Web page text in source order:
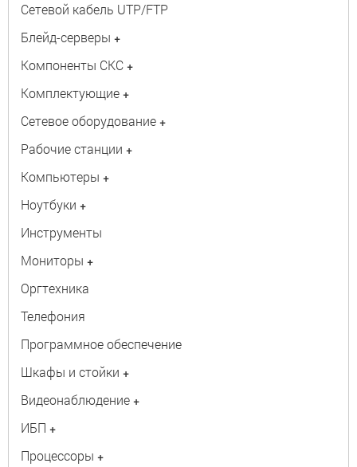
Сетевой кабель UTP/FTP
Блейд-серверы +
Компоненты СКС +
Комплектующие +
Сетевое оборудование +
Рабочие станции +
Компьютеры +
Ноутбуки +
Инструменты
Мониторы +
Оргтехника
Телефония
Программное обеспечение
Шкафы и стойки +
Видеонаблюдение +
ИБП +
Процессоры +